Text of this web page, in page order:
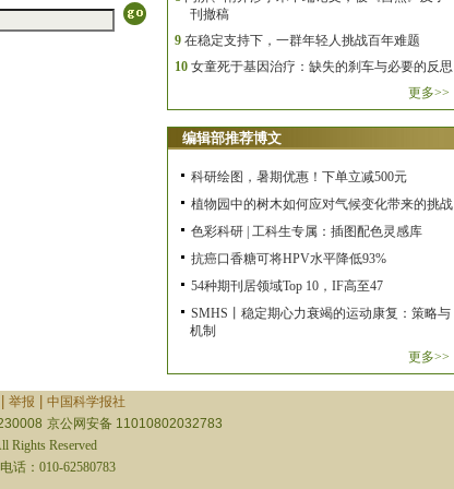
刊撤稿
9 在稳定支持下，一群年轻人挑战百年难题
10 女童死于基因治疗：缺失的刹车与必要的反思
更多>>
编辑部推荐博文
科研绘图，暑期优惠！下单立减500元
植物园中的树木如何应对气候变化带来的挑战
色彩科研 | 工科生专属：插图配色灵感库
抗癌口香糖可将HPV水平降低93%
54种期刊居领域Top 10，IF高至47
SMHS丨稳定期心力衰竭的运动康复：策略与
机制
更多>>
举报
中国科学报社
京公网安备 11010802032783
Rights Reserved
话：010-62580783